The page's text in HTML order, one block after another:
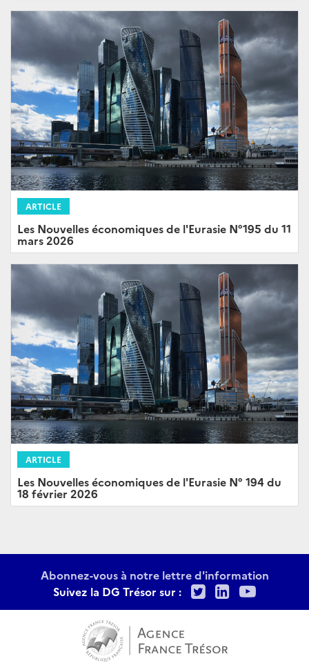
ARTICLE
Les Nouvelles économiques de l'Eurasie N°195 du 11
mars 2026
ARTICLE
Les Nouvelles économiques de l'Eurasie N° 194 du
18 février 2026
Abonnez-vous à notre lettre d'information
Suivez la DG Trésor sur :
TwitterLinkedIn